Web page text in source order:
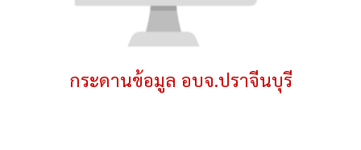
กระดานข้อมูล อบจ.ปราจีนบุรี